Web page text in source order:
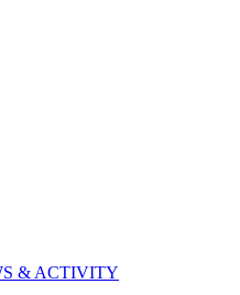
& ACTIVITY